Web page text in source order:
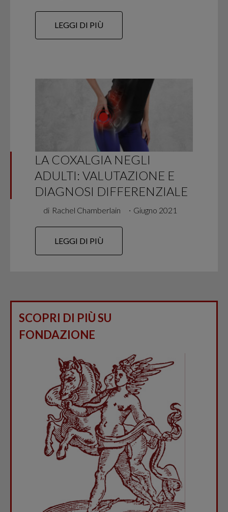
LEGGI DI PIÙ
LA COXALGIA NEGLI
ADULTI: VALUTAZIONE E
DIAGNOSI DIFFERENZIALE
di Rachel Chamberlain ∙ Giugno 2021
LEGGI DI PIÙ
SCOPRI DI PIÙ SU
FONDAZIONE